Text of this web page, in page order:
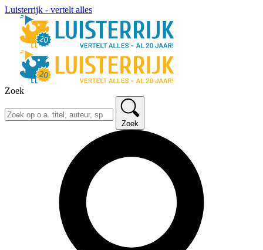
Luisterrijk - vertelt alles
Zoek
Zoek